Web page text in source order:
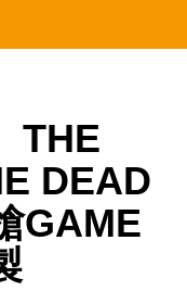
THE
DEAD
GAME